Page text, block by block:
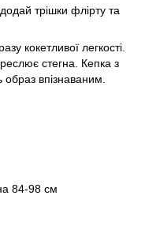
трішки флірту та
кокетливої легкості.
стегна. Кепка з
впізнаваним.
84-98 см